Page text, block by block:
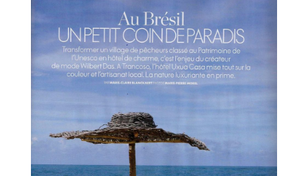
CASA DAS ARTES
CASA LUZ
CASA DO LAGO